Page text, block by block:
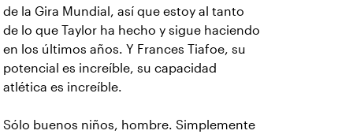
de la Gira Mundial, así que estoy al tanto
de lo que Taylor ha hecho y sigue haciendo
en los últimos años. Y Frances Tiafoe, su
potencial es increíble, su capacidad
atlética es increíble.
Sólo buenos niños, hombre. Simplemente